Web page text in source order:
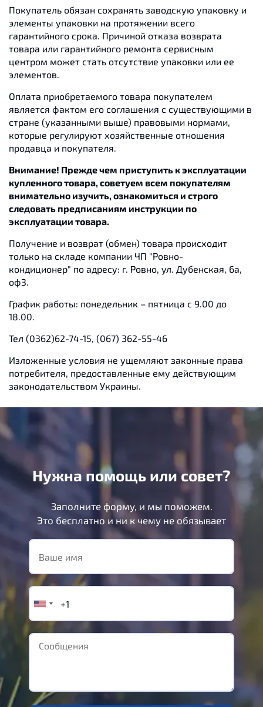
Покупатель обязан сохранять заводскую упаковку и
элементы упаковки на протяжении всего
гарантийного срока. Причиной отказа возврата
товара или гарантийного ремонта сервисным
центром может стать отсутствие упаковки или ее
элементов.
Оплата приобретаемого товара покупателем
является фактом его соглашения с существующими в
стране (указанными выше) правовыми нормами,
которые регулируют хозяйственные отношения
продавца и покупателя.
Внимание! Прежде чем приступить к эксплуатации
купленного товара, советуем всем покупателям
внимательно изучить, ознакомиться и строго
следовать предписаниям инструкции по
эксплуатации товара.
Получение и возврат (обмен) товара происходит
только на складе компании ЧП "Ровно-
кондиционер" по адресу: г. Ровно, ул. Дубенская, 6а,
оф3.
График работы: понедельник – пятница с 9.00 до
18.00.
Тел (0362)62-74-15, (067) 362-55-46
Изложенные условия не ущемляют законные права
потребителя, предоставленные ему действующим
законодательством Украины.
Нужна помощь или совет?
Заполните форму, и мы поможем.
Это бесплатно и ни к чему не обязывает